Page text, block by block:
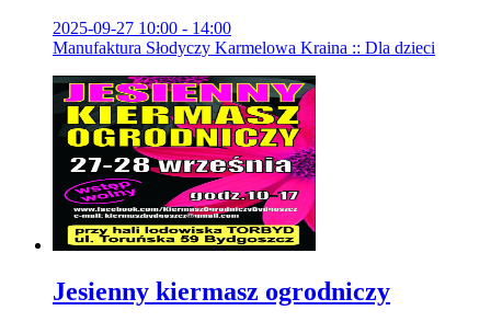
2025-09-27 10:00 - 14:00
Manufaktura Słodyczy Karmelowa Kraina :: Dla dzieci
Jesienny kiermasz ogrodniczy